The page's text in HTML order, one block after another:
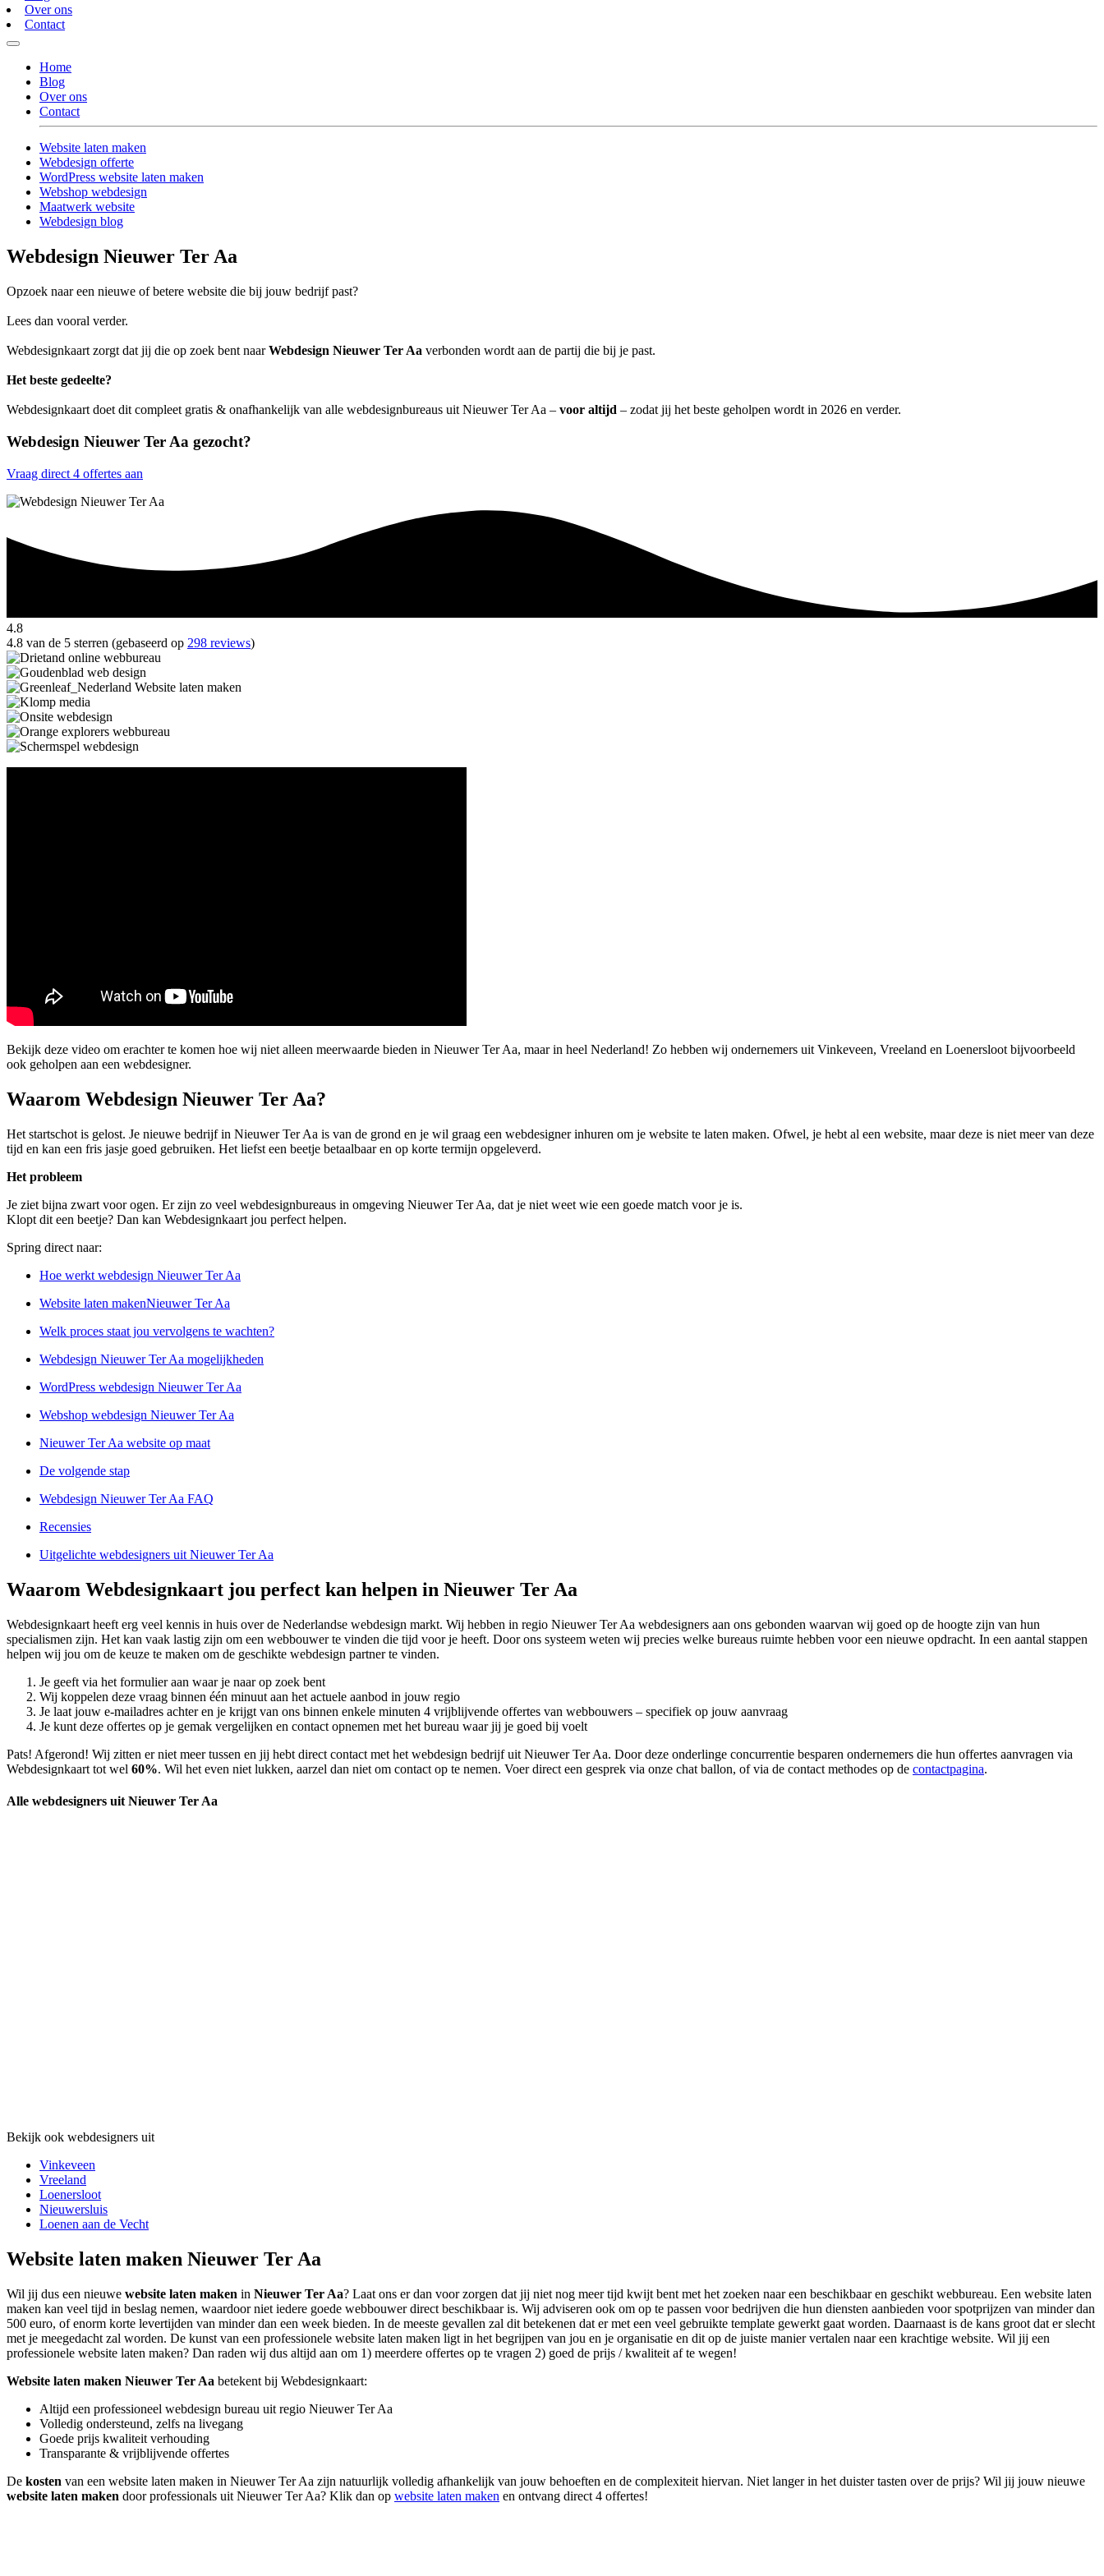
Over ons
Contact
Home
Blog
Over ons
Contact
Website laten maken
Webdesign offerte
WordPress website laten maken
Webshop webdesign
Maatwerk website
Webdesign blog
Webdesign Nieuwer Ter Aa
Opzoek naar een nieuwe of betere website die bij jouw bedrijf past?
Lees dan vooral verder.
Webdesignkaart zorgt dat jij die op zoek bent naarWebdesign Nieuwer Ter Aa verbonden wordt aan de partij die bij je past.
Het beste gedeelte?
Webdesignkaart doet dit compleet gratis & onafhankelijk van alle webdesignbureaus uit Nieuwer Ter Aa – voor altijd – zodat jij het beste geholpen wordt in 2026 en verder.
Webdesign Nieuwer Ter Aa gezocht?
Vraag direct 4 offertes aan
4.8
4.8 van de 5 sterren (gebaseerd op 298 reviews)
Bekijk deze video om erachter te komen hoe wij niet alleen meerwaarde bieden in Nieuwer Ter Aa, maar in heel Nederland! Zo hebben wij ondernemers uit Vinkeveen, Vreeland en Loenersloot bijvoorbeeld
ook geholpen aan een webdesigner.
Waarom Webdesign Nieuwer Ter Aa?
Het startschot is gelost. Je nieuwe bedrijf in Nieuwer Ter Aa is van de grond en je wil graag een webdesigner inhuren om je website te laten maken. Ofwel, je hebt al een website, maar deze is niet meer van deze
tijd en kan een fris jasje goed gebruiken. Het liefst een beetje betaalbaar en op korte termijn opgeleverd.
Het probleem
Je ziet bijna zwart voor ogen. Er zijn zo veel webdesignbureaus in omgeving Nieuwer Ter Aa, dat je niet weet wie een goede match voor je is.
Klopt dit een beetje? Dan kan Webdesignkaart jou perfect helpen.
Spring direct naar:
Hoe werkt webdesign Nieuwer Ter Aa
Website laten makenNieuwer Ter Aa
Welk proces staat jou vervolgens te wachten?
Webdesign Nieuwer Ter Aa mogelijkheden
WordPress webdesign Nieuwer Ter Aa
Webshop webdesign Nieuwer Ter Aa
Nieuwer Ter Aa website op maat
De volgende stap
Webdesign Nieuwer Ter Aa FAQ
Recensies
Uitgelichte webdesigners uit Nieuwer Ter Aa
Waarom Webdesignkaart jou perfect kan helpen in Nieuwer Ter Aa
Webdesignkaart heeft erg veel kennis in huis over de Nederlandse webdesign markt. Wij hebben in regio Nieuwer Ter Aa webdesigners aan ons gebonden waarvan wij goed op de hoogte zijn van hun
specialismen zijn. Het kan vaak lastig zijn om een webbouwer te vinden die tijd voor je heeft. Door ons systeem weten wij precies welke bureaus ruimte hebben voor een nieuwe opdracht. In een aantal stappen
helpen wij jou om de keuze te maken om de geschikte webdesign partner te vinden.
Je geeft via het formulier aan waar je naar op zoek bent
Wij koppelen deze vraag binnen één minuut aan het actuele aanbod in jouw regio
Je laat jouw e-mailadres achter en je krijgt van ons binnen enkele minuten 4 vrijblijvende offertes van webbouwers – specifiek op jouw aanvraag
Je kunt deze offertes op je gemak vergelijken en contact opnemen met het bureau waar jij je goed bij voelt
Pats! Afgerond! Wij zitten er niet meer tussen en jij hebt direct contact met het webdesign bedrijf uit Nieuwer Ter Aa. Door deze onderlinge concurrentie besparen ondernemers die hun offertes aanvragen via
Webdesignkaart tot wel 60%. Wil het even niet lukken, aarzel dan niet om contact op te nemen. Voer direct een gesprek via onze chat ballon, of via de contact methodes op de contactpagina.
Alle webdesigners uit Nieuwer Ter Aa
Bekijk ook webdesigners uit
Vinkeveen
Vreeland
Loenersloot
Nieuwersluis
Loenen aan de Vecht
Website laten maken Nieuwer Ter Aa
Wil jij dus een nieuwe website laten maken in Nieuwer Ter Aa? Laat ons er dan voor zorgen dat jij niet nog meer tijd kwijt bent met het zoeken naar een beschikbaar en geschikt webbureau. Een website laten
maken kan veel tijd in beslag nemen, waardoor niet iedere goede webbouwer direct beschikbaar is. Wij adviseren ook om op te passen voor bedrijven die hun diensten aanbieden voor spotprijzen van minder dan
500 euro, of enorm korte levertijden van minder dan een week bieden. In de meeste gevallen zal dit betekenen dat er met een veel gebruikte template gewerkt gaat worden. Daarnaast is de kans groot dat er slecht
met je meegedacht zal worden. De kunst van een professionele website laten maken ligt in het begrijpen van jou en je organisatie en dit op de juiste manier vertalen naar een krachtige website. Wil jij een
professionele website laten maken? Dan raden wij dus altijd aan om 1) meerdere offertes op te vragen 2) goed de prijs / kwaliteit af te wegen!
Website laten maken Nieuwer Ter Aa betekent bij Webdesignkaart:
Altijd een professioneel webdesign bureau uit regio Nieuwer Ter Aa
Volledig ondersteund, zelfs na livegang
Goede prijs kwaliteit verhouding
Transparante & vrijblijvende offertes
De kosten van een website laten maken in Nieuwer Ter Aa zijn natuurlijk volledig afhankelijk van jouw behoeften en de complexiteit hiervan. Niet langer in het duister tasten over de prijs? Wil jij jouw nieuwe
website laten maken door professionals uit Nieuwer Ter Aa? Klik dan op website laten maken en ontvang direct 4 offertes!